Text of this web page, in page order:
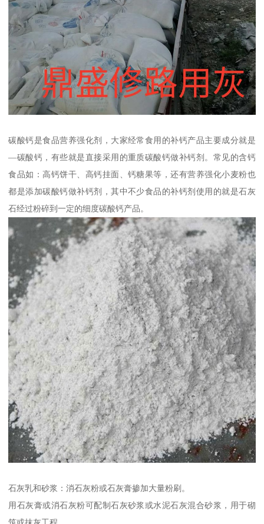
碳酸钙是食品营养强化剂，大家经常食用的补钙产品主要成分就是
—碳酸钙，有些就是直接采用的重质碳酸钙做补钙剂。常见的含钙
食品如：高钙饼干、高钙挂面、钙糖果等，还有营养强化小麦粉也
都是添加碳酸钙做补钙剂，其中不少食品的补钙剂使用的就是石灰
石经过粉碎到一定的细度碳酸钙产品。
石灰乳和砂浆：消石灰粉或石灰膏掺加大量粉刷。
用石灰膏或消石灰粉可配制石灰砂浆或水泥石灰混合砂浆，用于砌
筑或抹灰工程。